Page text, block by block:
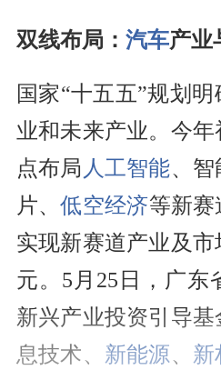
双线布局： 汽车产业
国家“十五五”规划
业和未来产业。今
点布局 人工智能、智
片、低空经济等新赛
实现新赛道产业及
元。5月25日，广东
新兴产业投资引导
息技术、 新能源、 新